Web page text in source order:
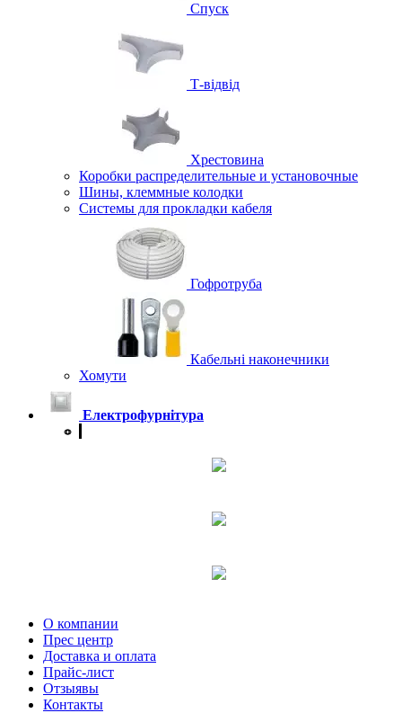
Спуск
Т-відвід
Хрестовина
Коробки распределительные и установочные
Шины, клеммные колодки
Системы для прокладки кабеля
Гофротруба
Кабельні наконечники
Хомути
Електрофурнітура
О компании
Прес центр
Доставка и оплата
Прайс-лист
Отзыявы
Контакты